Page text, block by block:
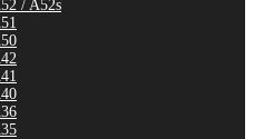
/ A52s